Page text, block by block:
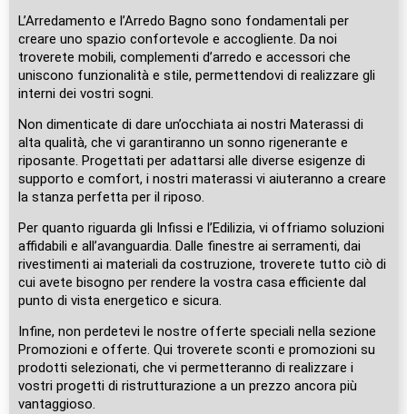
L’Arredamento e l’Arredo Bagno sono fondamentali per
creare uno spazio confortevole e accogliente. Da noi
troverete mobili, complementi d’arredo e accessori che
uniscono funzionalità e stile, permettendovi di realizzare gli
interni dei vostri sogni.
Non dimenticate di dare un’occhiata ai nostri Materassi di
alta qualità, che vi garantiranno un sonno rigenerante e
riposante. Progettati per adattarsi alle diverse esigenze di
supporto e comfort, i nostri materassi vi aiuteranno a creare
la stanza perfetta per il riposo.
Per quanto riguarda gli Infissi e l’Edilizia, vi offriamo soluzioni
affidabili e all’avanguardia. Dalle finestre ai serramenti, dai
rivestimenti ai materiali da costruzione, troverete tutto ciò di
cui avete bisogno per rendere la vostra casa efficiente dal
punto di vista energetico e sicura.
Infine, non perdetevi le nostre offerte speciali nella sezione
Promozioni e offerte. Qui troverete sconti e promozioni su
prodotti selezionati, che vi permetteranno di realizzare i
vostri progetti di ristrutturazione a un prezzo ancora più
vantaggioso.